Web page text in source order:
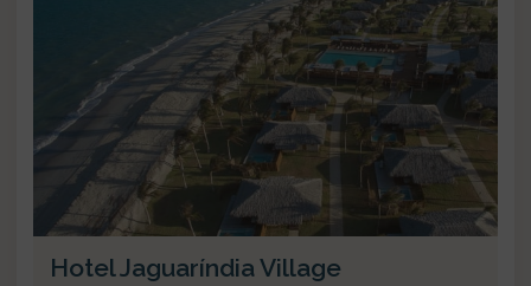
Hotel Jaguaríndia Village